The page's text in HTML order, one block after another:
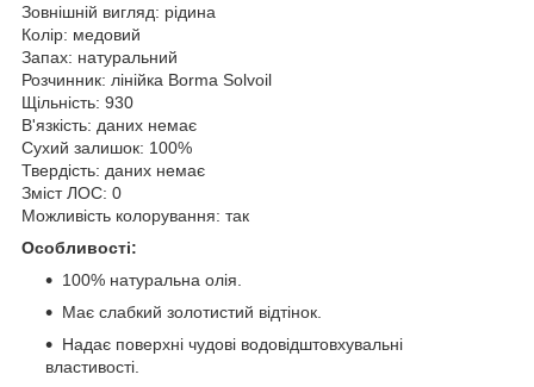
Зовнішній вигляд: рідина
Колір: медовий
Запах: натуральний
Розчинник: лінійка Borma Solvoil
Щільність: 930
В'язкість: даних немає
Сухий залишок: 100%
Твердість: даних немає
Зміст ЛОС: 0
Можливість колорування: так
Особливості:
100% натуральна олія.
Має слабкий золотистий відтінок.
Надає поверхні чудові водовідштовхувальні
властивості.